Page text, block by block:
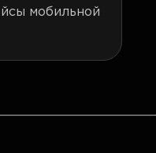
мобильной